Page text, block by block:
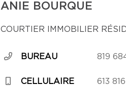
ANIE BOURQUE
COURTIER IMMOBILIER
BUREAU 819
CELLULAIRE 613